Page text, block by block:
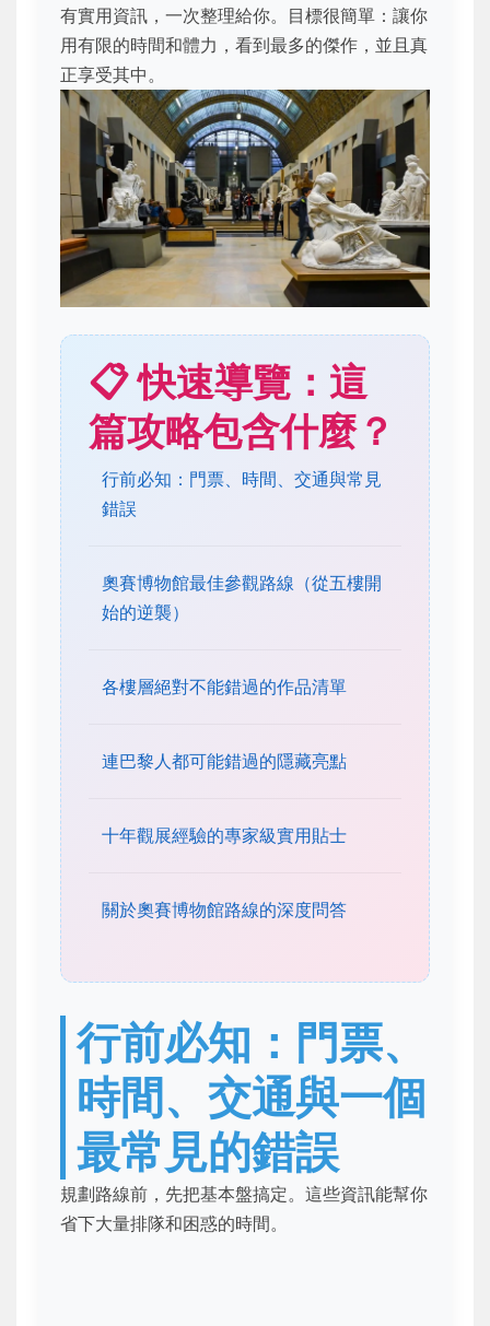
有實用資訊，一次整理給你。目標很簡單：讓你
用有限的時間和體力，看到最多的傑作，並且真
正享受其中。
📋 快速導覽：這
篇攻略包含什麼？
行前必知：門票、時間、交通與常見
錯誤
奧賽博物館最佳參觀路線（從五樓開
始的逆襲）
各樓層絕對不能錯過的作品清單
連巴黎人都可能錯過的隱藏亮點
十年觀展經驗的專家級實用貼士
關於奧賽博物館路線的深度問答
行前必知：門票、
時間、交通與一個
最常見的錯誤
規劃路線前，先把基本盤搞定。這些資訊能幫你
省下大量排隊和困惑的時間。